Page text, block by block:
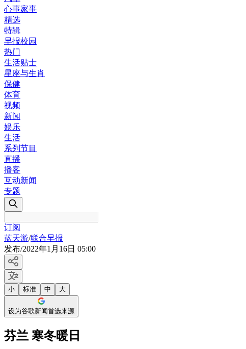
心事家事
精选
特辑
早报校园
热门
生活贴士
星座与生肖
保健
体育
视频
新闻
娱乐
生活
系列节目
直播
播客
互动新闻
专题
订阅
蓝天游/联合早报
发布/2022年1月16日 05:00
小 标准 中 大
设为谷歌新闻首选来源
芬兰 寒冬暖日